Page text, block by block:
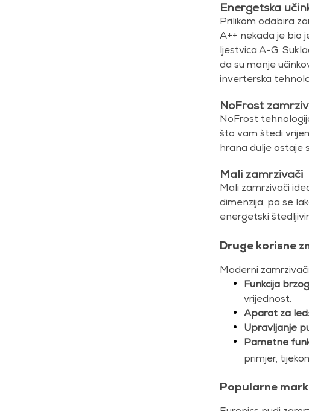
Energetska
Prilikom odabira
A++ nekada je bio
ljestvica A-G.
da su manje
inverterska
NoFrost
NoFrost
što vam štedi
hrana dulje ostaje
Mali zamrzivači
Mali zamrzivači
dimenzija, pa se
energetski
Druge korisne
Moderni
Funkcija
vrijednost.
Aparat za led:
Upravljanje
Pametne
primjer,
Popularne